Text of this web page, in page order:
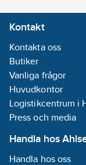
Kontakt
Kontakta oss
Butiker
Vanliga frågor
Huvudkontor
Logistikcentrum i
Press och media
Handla hos
Handla hos oss